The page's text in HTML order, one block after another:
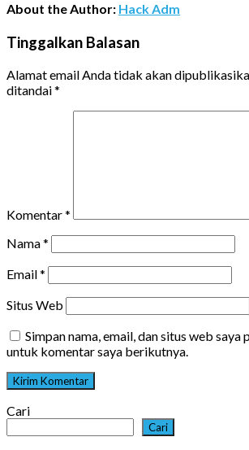
About the Author: Hack Adm
Tinggalkan Balasan
Alamat email Anda tidak akan
ditandai*
Komentar*
Nama*
Email*
Situs Web
Simpan nama, email, dan situs web saya
untuk komentar saya berikutnya.
Cari
Cari